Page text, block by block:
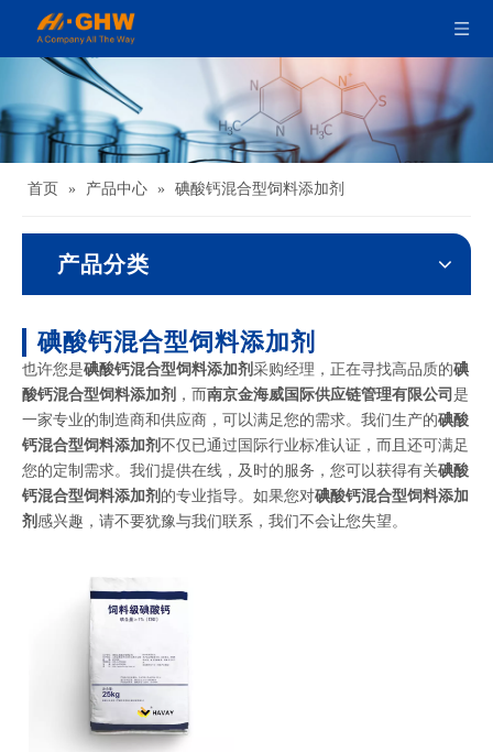
首页 » 产品中心 » 碘酸钙混合型饲料添加剂
产品分类
碘酸钙混合型饲料添加剂
也许您是碘酸钙混合型饲料添加剂 采购经理，正在寻找高品质的碘
酸钙混合型饲料添加剂 ，而南京金海威国际供应链管理有限公司 是
一家专业的制造商和供应商，可以满足您的需求。我们生产的碘酸
钙混合型饲料添加剂 不仅已通过国际行业标准认证，而且还可满足
您的定制需求。我们提供在线，及时的服务，您可以获得有关碘酸
钙混合型饲料添加剂 的专业指导。如果您对碘酸钙混合型饲料添加
剂 感兴趣，请不要犹豫与我们联系，我们不会让您失望。